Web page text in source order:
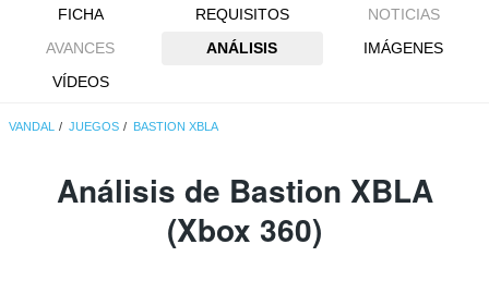
FICHA REQUISITOS
NOTICIAS
AVANCES
ANÁLISIS
IMÁGENES
VÍDEOS
VANDAL JUEGOS BASTION XBLA
Análisis de Bastion XBLA
(Xbox 360)